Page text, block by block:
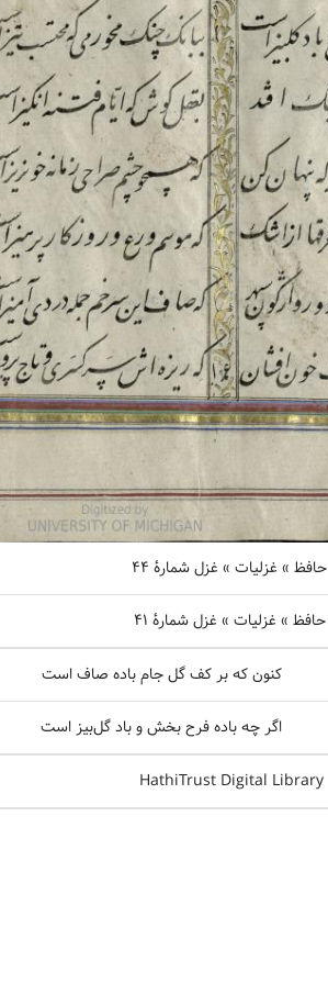
حافظ » غزلیات » غزل شمارهٔ ۴۴
حافظ » غزلیات » غزل شمارهٔ ۴۱
کنون که بر کف گل جام باده صاف است
اگر چه باده فرح بخش و باد گل‌بیز است
HathiTrust Digital Library